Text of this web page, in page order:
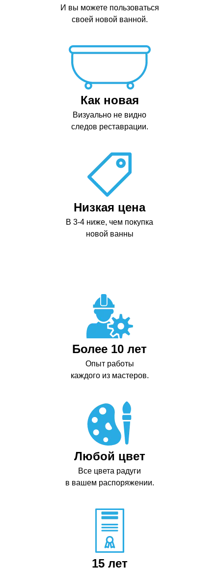
И вы можете пользоваться
своей новой ванной.
Как новая
Визуально не видно
следов реставрации.
Низкая цена
В 3-4 ниже, чем покупка
новой ванны
Более 10 лет
Опыт работы
каждого из мастеров.
Любой цвет
Все цвета радуги
в вашем распоряжении.
15 лет